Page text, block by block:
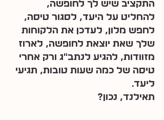
התקציב שיש לך לחופשה,
להחליט על היעד, לסגור טיסה,
לחפש מלון, לעדכן את הלקוחות
שלך שאת יוצאת לחופשה, לארוז
מזוודות, להגיע לנתב״ג ורק אחרי
טיסה של כמה שעות טובות, תגיעי
ליעד.
תאילנד, נכון?